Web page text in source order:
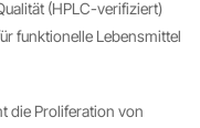
(HPLC-verifiziert)
funktionelle Lebensmittel
die Proliferation von